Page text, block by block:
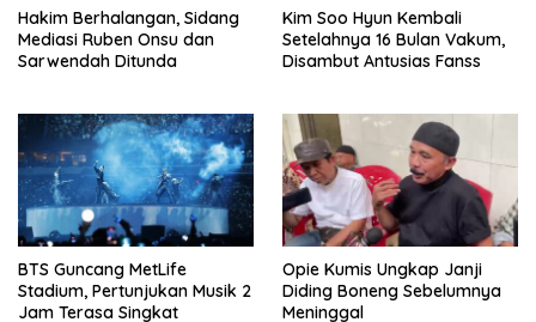
Hakim Berhalangan, Sidang
Mediasi Ruben Onsu dan
Sarwendah Ditunda
Kim Soo Hyun Kembali
Setelahnya 16 Bulan Vakum,
Disambut Antusias Fanss
BTS Guncang MetLife
Stadium, Pertunjukan Musik 2
Jam Terasa Singkat
Opie Kumis Ungkap Janji
Diding Boneng Sebelumnya
Meninggal